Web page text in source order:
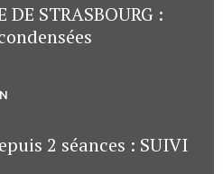
DE STRASBOURG :
2 séances : SUIVI